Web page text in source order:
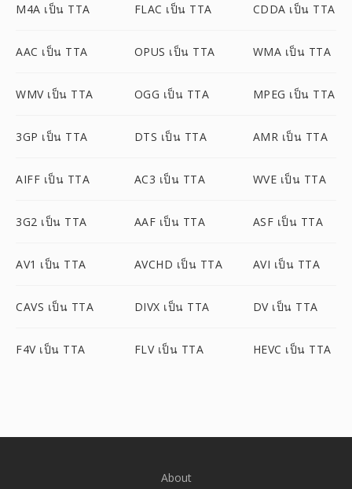
M4A เป็น TTA FLAC เป็น TTA CDDA เป็น TTA
AAC เป็น TTA OPUS เป็น TTA WMA เป็น TTA
WMV เป็น TTA OGG เป็น TTA MPEG เป็น TTA
3GP เป็น TTA DTS เป็น TTA AMR เป็น TTA
AIFF เป็น TTA AC3 เป็น TTA WVE เป็น TTA
3G2 เป็น TTA AAF เป็น TTA ASF เป็น TTA
AV1 เป็น TTA AVCHD เป็น TTA AVI เป็น TTA
CAVS เป็น TTA DIVX เป็น TTA DV เป็น TTA
F4V เป็น TTA FLV เป็น TTA HEVC เป็น TTA
About